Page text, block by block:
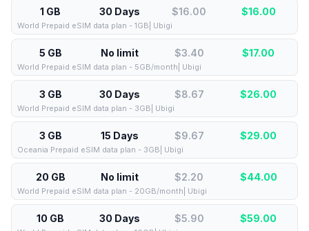
1 GB 30 Days $16.00 $16.00
World Prepaid eSIM data plan - 1GB| Ubigi
5 GB No limit $3.40 $17.00
World Prepaid eSIM data plan - 5GB/month| Ubigi
3 GB 30 Days $8.67 $26.00
World Prepaid eSIM data plan - 3GB| Ubigi
3 GB 15 Days $9.67 $29.00
Oceania Prepaid eSIM data plan - 3GB| Ubigi
20 GB No limit $2.20 $44.00
World Prepaid eSIM data plan - 20GB/month| Ubigi
10 GB 30 Days $5.90 $59.00